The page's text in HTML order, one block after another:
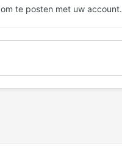
om te posten met uw account.